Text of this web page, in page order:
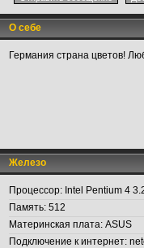
О себе
Германия страна цветов!
Железо
Процессор: Intel Pentium 4
Память: 512
Материнская плата: ASUS
Подключение к интернет: